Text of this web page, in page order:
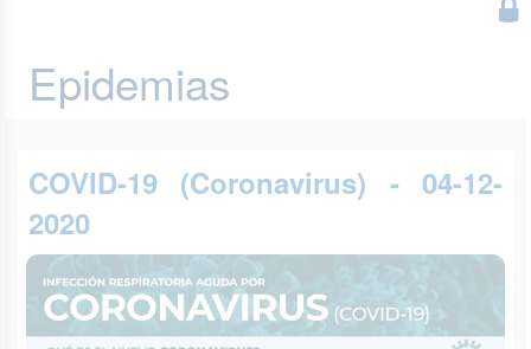
Epidemias
COVID-19 (Coronavirus) - 04-12-
2020